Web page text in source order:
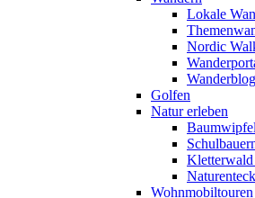
Lokale
Nordic
Golfen
Natur erleben
Wohnmobiltouren